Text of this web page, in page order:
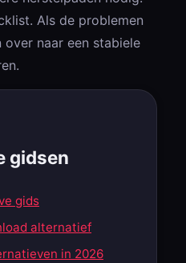
Als de problemen
over naar een stabiele
gidsen
gids
alternatief
in 2026